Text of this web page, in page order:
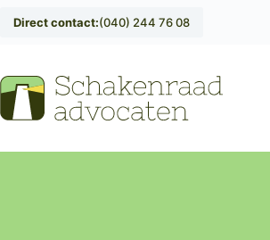
Direct contact:(040) 244 76 08